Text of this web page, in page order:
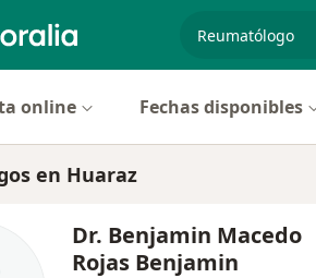
especialidad,
online Fechas disponibles
en Huaraz
Dr. Benjamin Macedo
Rojas Benjamin